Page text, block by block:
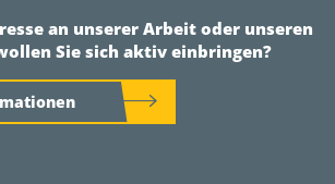
an unserer Arbeit oder unseren
Sie sich aktiv einbringen?